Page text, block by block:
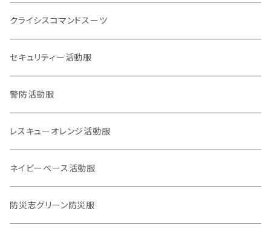
災害事案別
2017九州北部豪雨
2018西日本豪雨
2016,4熊本地震
チャリティマーク
KOKONI KITE
オールジャパン支援
ロイヤリティマーク
通信系
操作・資格・技術・技能系
車両系
重機系
体力系
クライシスコマンドスーツ
セキュリティー活動服
警防活動服
レスキューオレンジ活動服
ネイビーベース活動服
防災志グリーン防災服